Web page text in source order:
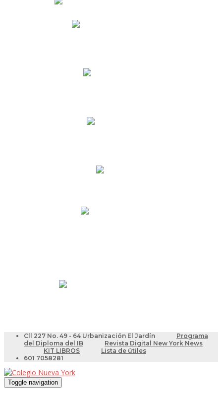
Cll 227 No. 49 - 64 Urbanización El Jardín
Programa
del Diploma del IB
Revista Digital New York News
KIT LIBROS
Lista de útiles
601 7058281
Toggle navigation